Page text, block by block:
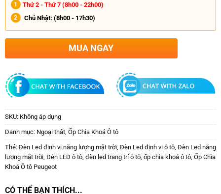
Thứ 2 - Thứ 7 (8h00 - 22h00)
Chủ Nhật: (8h00 - 17h30)
MUA NGAY
SKU: Không áp dụng
Danh mục: Ngoại thất, Ốp Chìa Khoá Ô tô
Thẻ: Đèn Led định vị năng lượng mặt trời, Đèn Led định vị ô tô, Đèn Led năng
lượng mặt trời, Đèn LED ô tô, đèn led trang trí ô tô, ốp chìa khoá ô tô, Ốp Chìa
Khoá Ô tô Peugeot
CÓ THỂ BẠN THÍCH...